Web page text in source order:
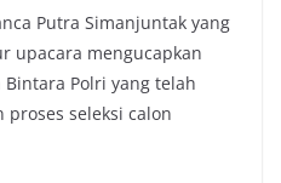
Putra Simanjuntak yang
upacara mengucapkan
Polri yang telah
seleksi calon